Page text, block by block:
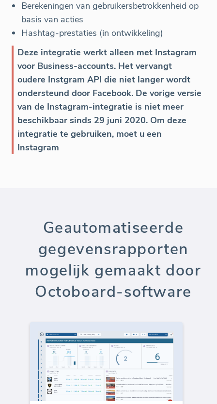
Berekeningen van gebruikersbetrokkenheid op
basis van acties
Hashtag-prestaties (in ontwikkeling)
Deze integratie werkt alleen met Instagram
voor Business-accounts. Het vervangt
oudere Instgram API die niet langer wordt
ondersteund door Facebook. De vorige versie
van de Instagram-integratie is niet meer
beschikbaar sinds 29 juni 2020. Om deze
integratie te gebruiken, moet u een
Instagram
Geautomatiseerde
gegevensrapporten
mogelijk gemaakt door
Octoboard-software